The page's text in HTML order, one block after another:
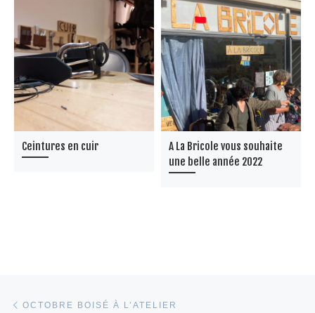
Ceintures en cuir
A La Bricole vous souhaite
une belle année 2022
Parcourir les articles
OCTOBRE BOISÉ À L’ATELIER